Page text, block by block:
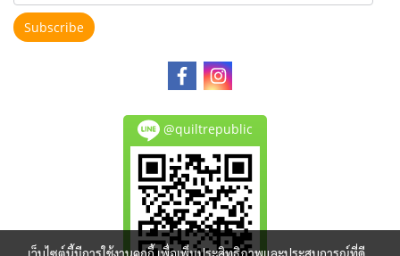
Subscribe
@quiltrepublic